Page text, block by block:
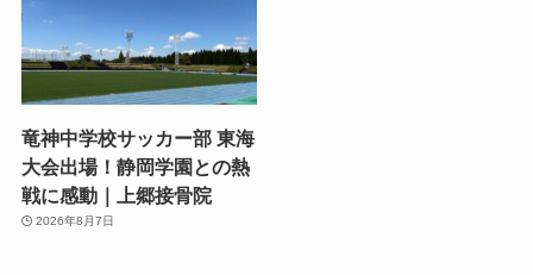
竜神中学校サッカー部 東海
大会出場！静岡学園との熱
戦に感動｜上郷接骨院
2026年8月7日